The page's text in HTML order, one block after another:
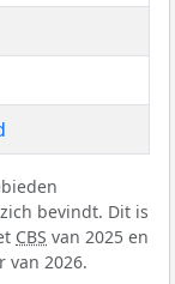
bevindt. Dit is
CBS van 2025 en
van 2026.